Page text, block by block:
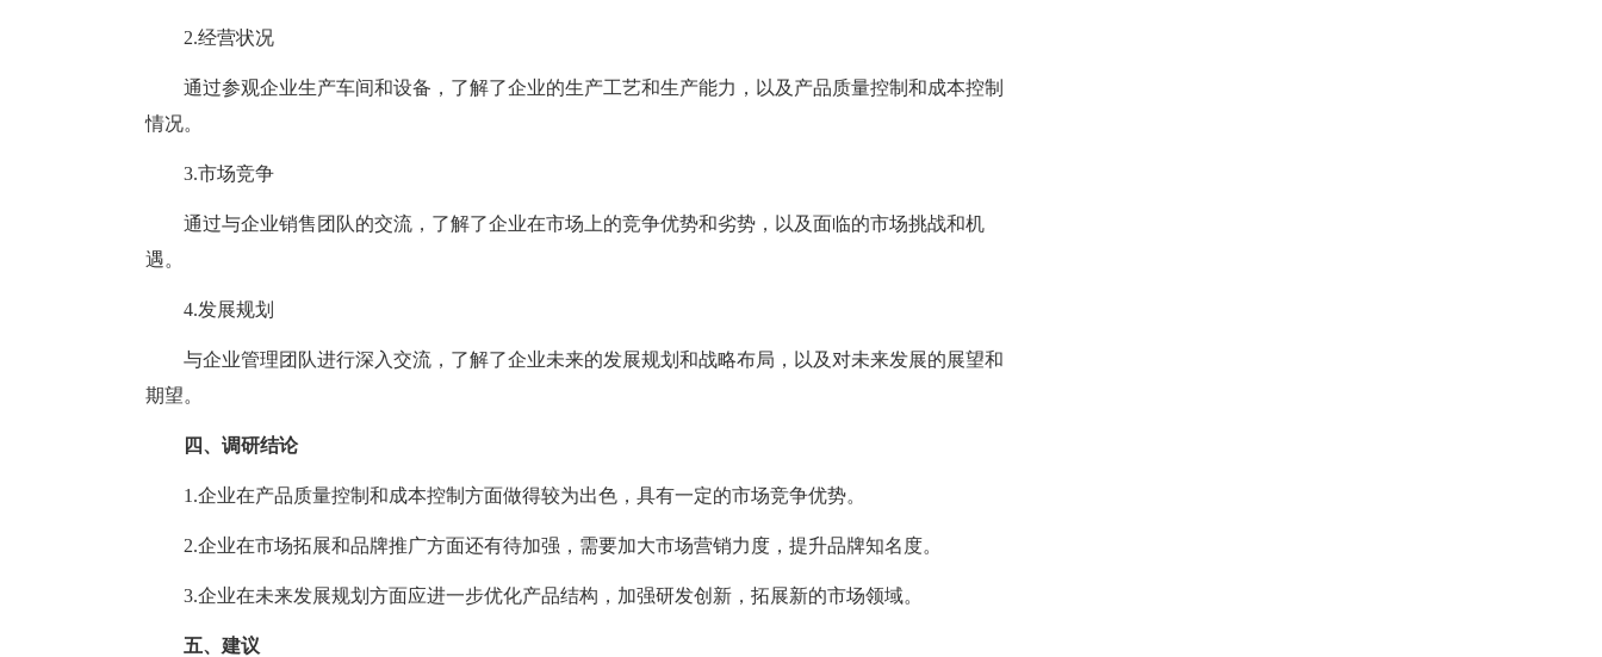
2.经营状况
通过参观企业生产车间和设备，了解了企业的生产工艺和生产能力，以及产品质量控制和成本控制
情况。
3.市场竞争
通过与企业销售团队的交流，了解了企业在市场上的竞争优势和劣势，以及面临的市场挑战和机
遇。
4.发展规划
与企业管理团队进行深入交流，了解了企业未来的发展规划和战略布局，以及对未来发展的展望和
期望。
四、调研结论
1.企业在产品质量控制和成本控制方面做得较为出色，具有一定的市场竞争优势。
2.企业在市场拓展和品牌推广方面还有待加强，需要加大市场营销力度，提升品牌知名度。
3.企业在未来发展规划方面应进一步优化产品结构，加强研发创新，拓展新的市场领域。
五、建议